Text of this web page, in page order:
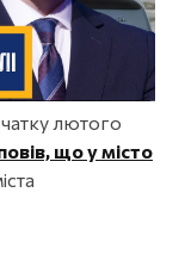
лютого
що у місто